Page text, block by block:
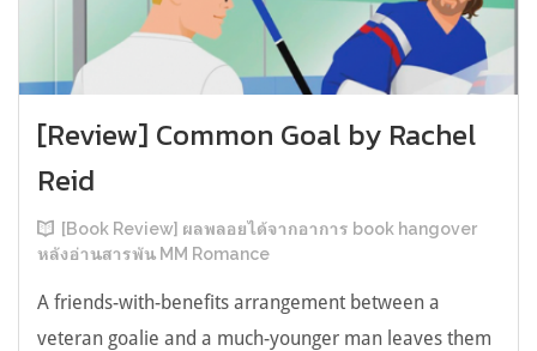
[Review] Common Goal by Rachel
Reid
[Book Review] ผลพลอยได้จากอาการ book hangover
หลังอ่านสารพัน MM Romance
A friends-with-benefits arrangement between a
veteran goalie and a much-younger man leaves them